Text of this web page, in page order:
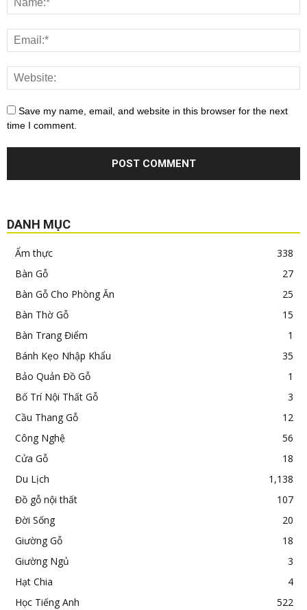
Save my name, email, and website in this browser for the next
time I comment.
DANH MỤC
Ẩm thực
338
Bàn Gỗ
27
Bàn Gỗ Cho Phòng Ăn
25
Bàn Thờ Gỗ
15
Bàn Trang Điểm
1
Bánh Kẹo Nhập Khẩu
35
Bảo Quản Đồ Gỗ
1
Bố Trí Nội Thất Gỗ
3
Cầu Thang Gỗ
12
Công Nghệ
56
Cửa Gỗ
18
Du Lịch
1,138
Đồ gỗ nội thất
107
Đời Sống
20
Giường Gỗ
18
Giường Ngủ
3
Hạt Chia
4
Học Tiếng Anh
522